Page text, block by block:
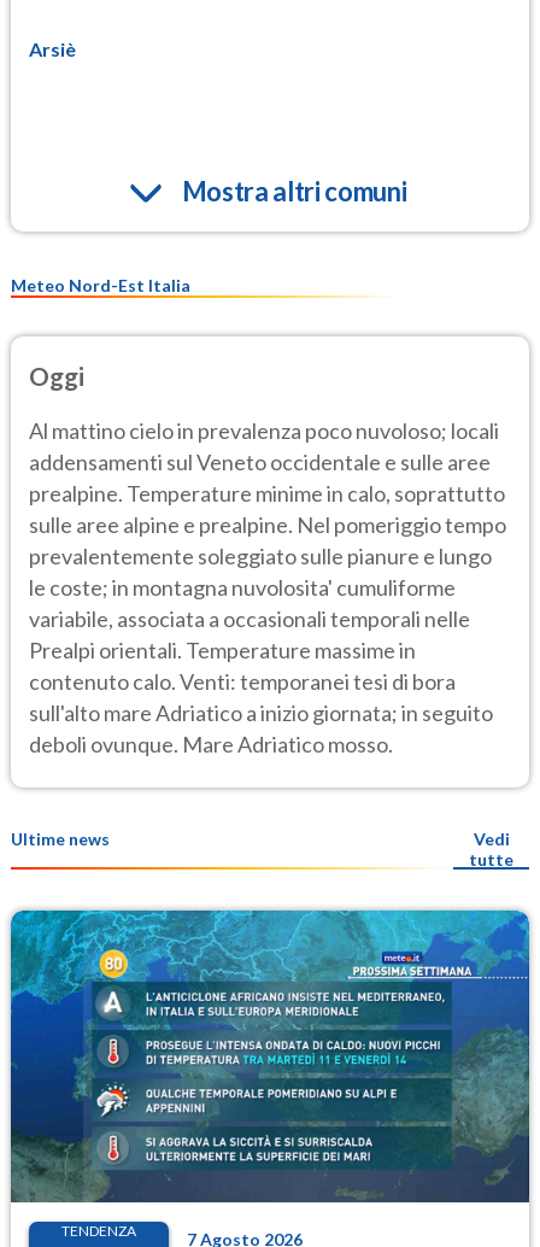
Arsiè
Mostra altri comuni
Meteo Nord-Est Italia
Oggi
Al mattino cielo in prevalenza poco nuvoloso; locali
addensamenti sul Veneto occidentale e sulle aree
prealpine. Temperature minime in calo, soprattutto
sulle aree alpine e prealpine. Nel pomeriggio tempo
prevalentemente soleggiato sulle pianure e lungo
le coste; in montagna nuvolosita' cumuliforme
variabile, associata a occasionali temporali nelle
Prealpi orientali. Temperature massime in
contenuto calo. Venti: temporanei tesi di bora
sull'alto mare Adriatico a inizio giornata; in seguito
deboli ovunque. Mare Adriatico mosso.
Ultime news
Vedi
tutte
TENDENZA 7 Agosto 2026